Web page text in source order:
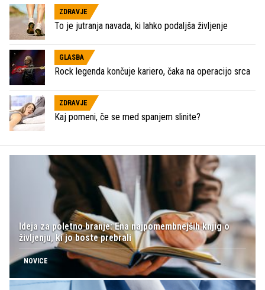
ZDRAVJE
To je jutranja navada, ki lahko podaljša življenje
GLASBA
Rock legenda končuje kariero, čaka na operacijo srca
ZDRAVJE
Kaj pomeni, če se med spanjem slinite?
Ideja za poletno branje: Ena najpomembnejših knjig o
življenju, ki jo boste prebrali
NOVICE